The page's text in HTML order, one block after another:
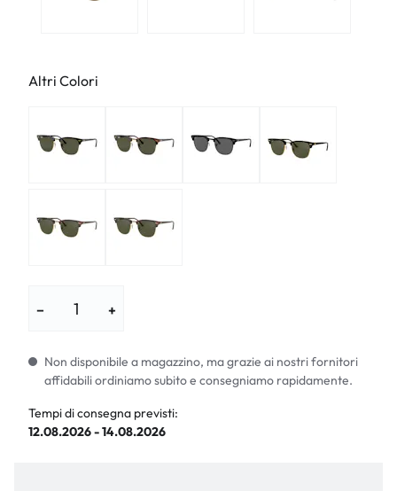
Altri Colori
− +
Non disponibile a magazzino, ma grazie ai nostri fornitori
affidabili ordiniamo subito e consegniamo rapidamente.
Tempi di consegna previsti:
12.08.2026 - 14.08.2026